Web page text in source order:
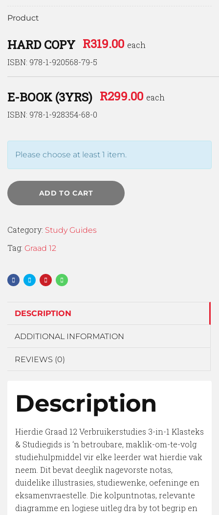
Product
HARD COPY
ISBN: 978-1-920568-79-5
R319.00 each
E-BOOK (3YRS)
ISBN: 978-1-928354-68-0
R299.00 each
Please choose at least 1 item.
ADD TO CART
Category: Study Guides
Tag: Graad 12
DESCRIPTION
ADDITIONAL INFORMATION
REVIEWS (0)
Description
Hierdie Graad 12 Verbruikerstudies 3-in-1 Klasteks
& Studiegids is ‘n betroubare, maklik-om-te-volg
studiehulpmiddel vir elke leerder wat hierdie vak
neem. Dit bevat deeglik nagevorste notas,
duidelike illustrasies, studiewenke, oefeninge en
eksamenvraestelle. Die kolpuntnotas, relevante
diagramme en logiese uitleg dra by tot begrip en